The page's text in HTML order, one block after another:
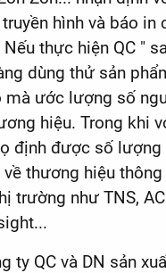
hình và báo in
Nếu thực hiện QC "
dùng thử sản
mà ước lượng số
hiệu. Trong khi
định được số
thương hiệu
trường như TNS,
ty QC và DN sản